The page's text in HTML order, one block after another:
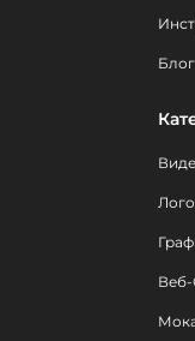
Блог
Веб-